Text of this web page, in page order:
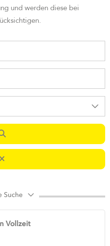
und werden diese bei
Suche
Vollzeit